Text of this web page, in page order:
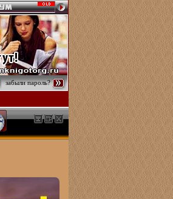
забыли пароль?